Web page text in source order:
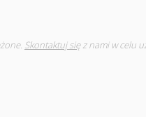
Skontaktuj sięz nami w celu